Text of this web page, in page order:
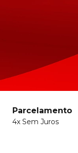
Parcelamento
4x Sem Juros